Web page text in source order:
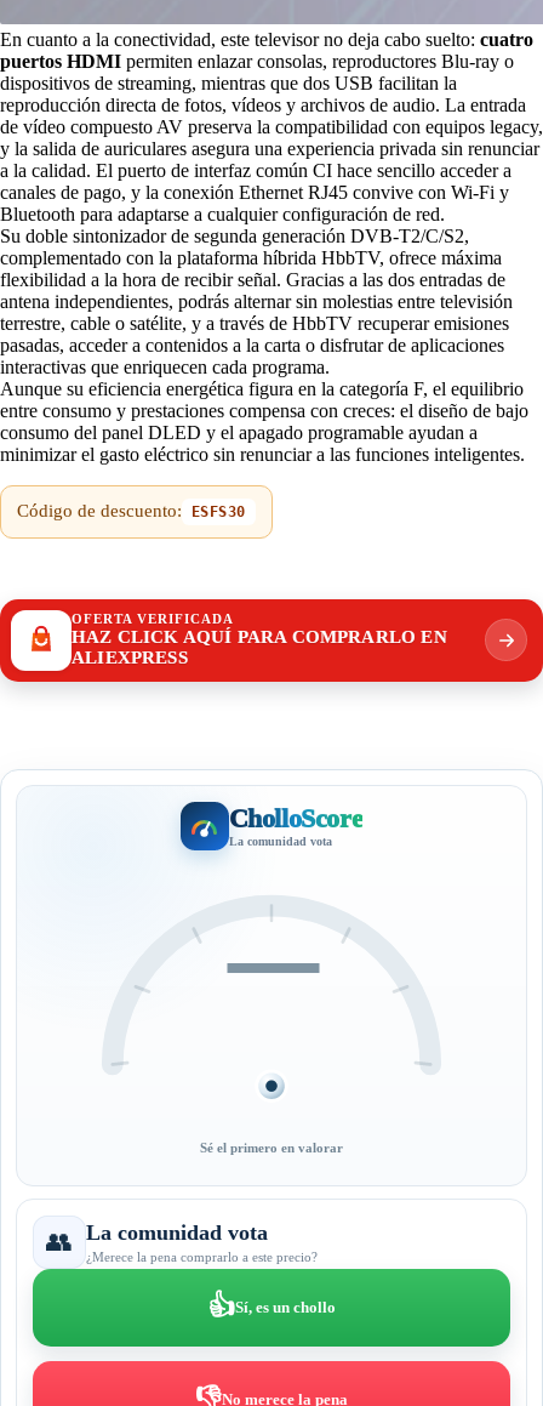
En cuanto a la conectividad, este televisor no deja cabo suelto: cuatro
puertos HDMI permiten enlazar consolas, reproductores Blu-ray o
dispositivos de streaming, mientras que dos USB facilitan la
reproducción directa de fotos, vídeos y archivos de audio. La entrada
de vídeo compuesto AV preserva la compatibilidad con equipos legacy,
y la salida de auriculares asegura una experiencia privada sin renunciar
a la calidad. El puerto de interfaz común CI hace sencillo acceder a
canales de pago, y la conexión Ethernet RJ45 convive con Wi-Fi y
Bluetooth para adaptarse a cualquier configuración de red.
Su doble sintonizador de segunda generación DVB-T2/C/S2,
complementado con la plataforma híbrida HbbTV, ofrece máxima
flexibilidad a la hora de recibir señal. Gracias a las dos entradas de
antena independientes, podrás alternar sin molestias entre televisión
terrestre, cable o satélite, y a través de HbbTV recuperar emisiones
pasadas, acceder a contenidos a la carta o disfrutar de aplicaciones
interactivas que enriquecen cada programa.
Aunque su eficiencia energética figura en la categoría F, el equilibrio
entre consumo y prestaciones compensa con creces: el diseño de bajo
consumo del panel DLED y el apagado programable ayudan a
minimizar el gasto eléctrico sin renunciar a las funciones inteligentes.
Código de descuento: ESFS30
OFERTA VERIFICADA
HAZ CLICK AQUÍ PARA COMPRARLO EN
ALIEXPRESS
CholloScore
La comunidad vota
—
Sé el primero en valorar
👥 La comunidad vota
¿Merece la pena comprarlo a este precio?
👍Sí, es un chollo
👎No merece la pena